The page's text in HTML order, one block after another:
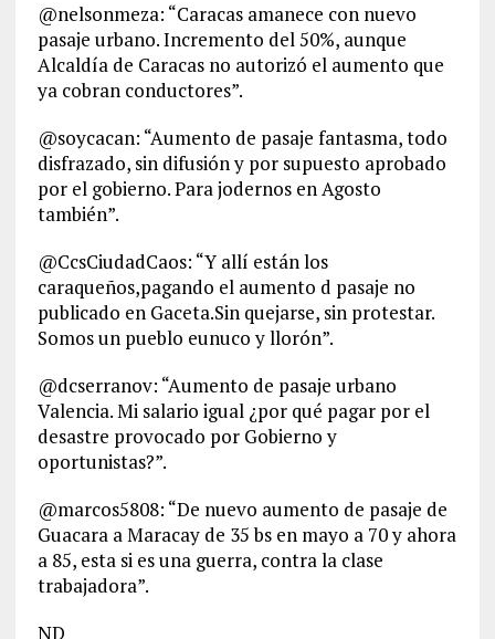
@nelsonmeza: “Caracas amanece con nuevo
pasaje urbano. Incremento del 50%, aunque
Alcaldía de Caracas no autorizó el aumento que
ya cobran conductores”.
@soycacan: “Aumento de pasaje fantasma, todo
disfrazado, sin difusión y por supuesto aprobado
por el gobierno. Para jodernos en Agosto
también”.
@CcsCiudadCaos: “Y allí están los
caraqueños,pagando el aumento d pasaje no
publicado en Gaceta.Sin quejarse, sin protestar.
Somos un pueblo eunuco y llorón”.
@dcserranov: “Aumento de pasaje urbano
Valencia. Mi salario igual ¿por qué pagar por el
desastre provocado por Gobierno y
oportunistas?”.
@marcos5808: “De nuevo aumento de pasaje de
Guacara a Maracay de 35 bs en mayo a 70 y ahora
a 85, esta si es una guerra, contra la clase
trabajadora”.
ND